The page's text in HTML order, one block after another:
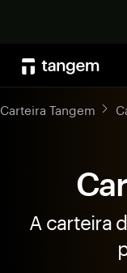
Carteira Tangem
A carteira